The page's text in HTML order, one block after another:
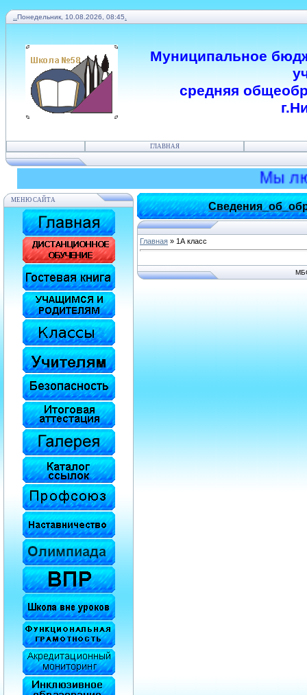
Понедельник, 10.08.2026, 08:45
Муниципальное
средняя
ГЛАВНАЯ
Мы
МЕНЮ САЙТА
Главная » 1А класс